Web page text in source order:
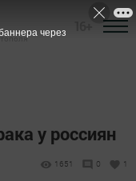
у россиян
1651 0 1
через